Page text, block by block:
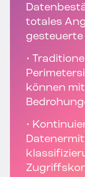
totales
•
können
•